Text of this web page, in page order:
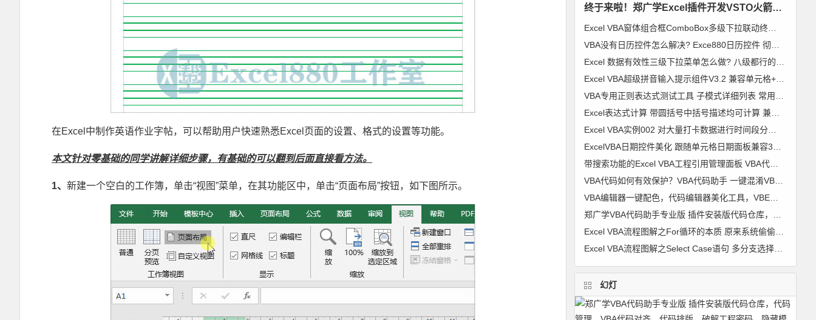
在Excel中制作英语作业字帖，可以帮助用户快速熟悉Excel页面的设置、格式的设置等功能。
本文针对零基础的同学讲解详细步骤，有基础的可以翻到后面直接看方法。
1、 新建一个空白的工作簿，单击“视图”菜单，在其功能区中，单击“页面布局”按钮，如下图所示。
终于来啦！郑广学Excel插件开发VSTO火箭速成班-VB.NET
Excel VBA窗体组合框ComboBox多级下拉联动终极解决方案 无限级别逐级加载 类模块通用组件
VBA没有日历控件怎么解决? Exce880日历控件 彻底解决日历控件兼容问题 郑广学作品
Excel 数据有效性三级下拉菜单怎么做? 八级都行的无限级别下拉菜单级联列表 VBA通用组件使用说明
Excel VBA超级拼音输入提示组件V3.2 兼容单元格+控件+窗体 郑广学 VBA 拼音输入提示
VBA专用正则表达式测试工具 子模式详细列表 常用表达式及标准正则代码模块 郑广学 作品 图文
Excel表达式计算 带圆括号中括号描述均可计算 兼容64位Excel 支持超过255字符【VIP视频教程】VBA精彩实例006
Excel VBA实例002 对大量打卡数据进行时间段分组 考勤时间段划分【VIP视频教程】
ExcelVBA日期控件美化 跟随单元格日期面板兼容32位+64位及WPS 窗体 日历控件 窗体跟随单元格代码 图文
带搜索功能的Excel VBA工程引用管理面板 VBA代码助手专业版最新功能
VBA代码如何有效保护？VBA代码助手 一键混淆VBA代码 变成你自己也不认识的样子
VBA编辑器一键配色，代码编辑器美化工具，VBE颜色修改器 VBA颜色修改器 软件使用详解
郑广学VBA代码助手专业版 插件安装版代码仓库，代码管理，VBA代码对齐，代码排版，破解工程密码，隐藏模块，代码混淆，自动插入代码 兼容64
Excel VBA流程图解之For循环的本质 原来系统偷偷干了很多事
Excel VBA流程图解之Select Case语句 多分支选择的最佳选择
幻灯